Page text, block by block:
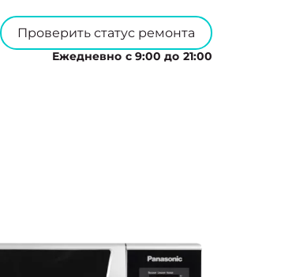
Проверить статус ремонта
Ежедневно с 9:00 до 21:00